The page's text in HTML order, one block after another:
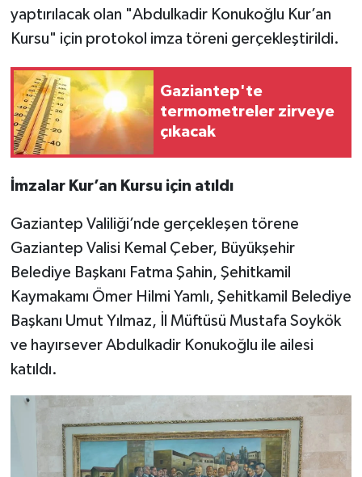
yaptırılacak olan "Abdulkadir Konukoğlu Kur’an
Kursu" için protokol imza töreni gerçekleştirildi.
Gaziantep'te
termometreler zirveye
çıkacak
İmzalar Kur’an Kursu için atıldı
Gaziantep Valiliği’nde gerçekleşen törene
Gaziantep Valisi Kemal Çeber, Büyükşehir
Belediye Başkanı Fatma Şahin, Şehitkamil
Kaymakamı Ömer Hilmi Yamlı, Şehitkamil Belediye
Başkanı Umut Yılmaz, İl Müftüsü Mustafa Soykök
ve hayırsever Abdulkadir Konukoğlu ile ailesi
katıldı.
Türkiye
Video Haber
Yaşam
Yeme-İçme